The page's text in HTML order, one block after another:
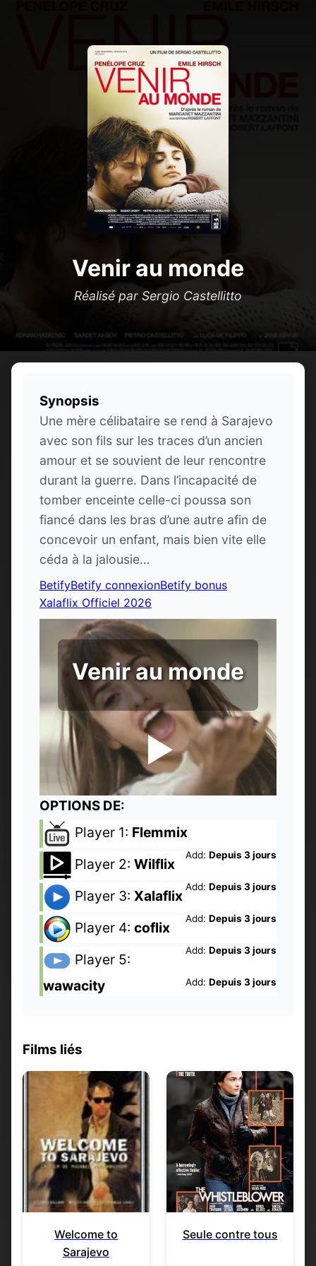
Venir au monde
Réalisé par Sergio Castellitto
Synopsis
Une mère célibataire se rend à Sarajevo
avec son fils sur les traces d’un ancien
amour et se souvient de leur rencontre
durant la guerre. Dans l’incapacité de
tomber enceinte celle-ci poussa son
fiancé dans les bras d’une autre afin de
concevoir un enfant, mais bien vite elle
céda à la jalousie…
BetifyBetify connexionBetify bonus
Xalaflix Officiel 2026
Venir au monde
OPTIONS DE:
Player 1: Flemmix
Add: Depuis 3 jours
Player 2: Wilflix
Add: Depuis 3 jours
Player 3: Xalaflix
Add: Depuis 3 jours
Player 4: coflix
Add: Depuis 3 jours
Player 5:
wawacity
Add: Depuis 3 jours
Films liés
Welcome to
Sarajevo
Seule contre tous